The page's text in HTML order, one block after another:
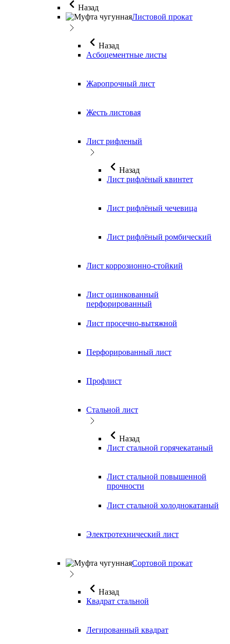
Назад
Листовой прокат
Назад
Асбоцементные листы
Жаропрочный лист
Жесть листовая
Лист рифленый
Назад
Лист рифлёный квинтет
Лист рифлёный чечевица
Лист рифлёный ромбический
Лист коррозионно-стойкий
Лист оцинкованный
перфорированный
Лист просечно-вытяжной
Перфорированный лист
Профлист
Стальной лист
Назад
Лист стальной горячекатаный
Лист стальной повышенной
прочности
Лист стальной холоднокатаный
Электротехнический лист
Сортовой прокат
Назад
Квадрат стальной
Легированный квадрат